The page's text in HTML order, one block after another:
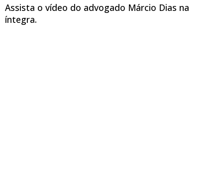
Assista o vídeo do advogado Márcio Dias na
íntegra.